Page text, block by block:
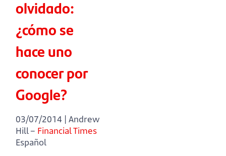
olvidado:
¿cómo se
hace uno
conocer por
Google?
03/07/2014 | Andrew
Hill – Financial Times
Español